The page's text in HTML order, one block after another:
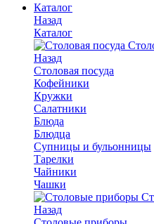
Каталог
Назад
Каталог
Назад
Столовая посуда
Кофейники
Кружки
Салатники
Блюда
Блюдца
Супницы и бульонницы
Тарелки
Чайники
Чашки
Назад